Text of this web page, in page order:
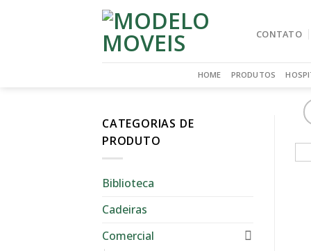
CONTATO
HOME PRODUTOS
CATEGORIAS DE
PRODUTO
Biblioteca
Cadeiras
Comercial